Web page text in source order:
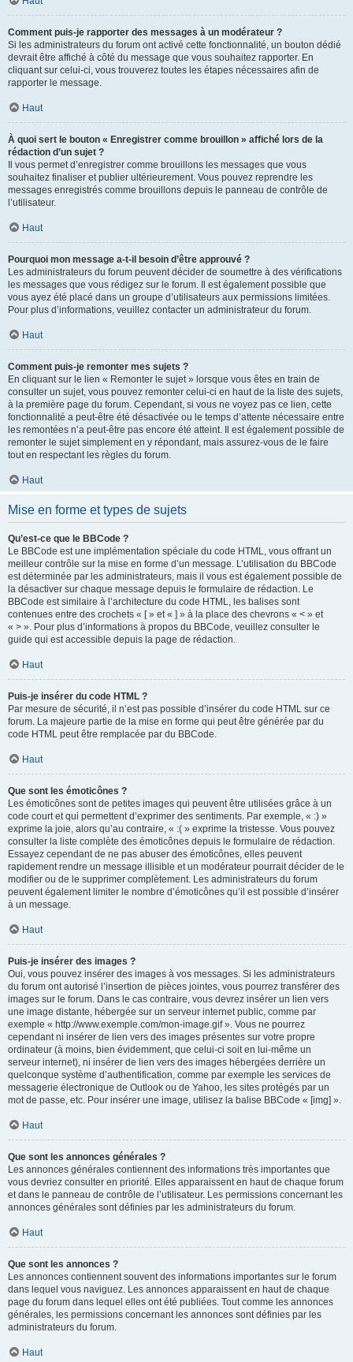
Comment puis-je rapporter des messages à un modérateur ?
Si les administrateurs du forum ont activé cette fonctionnalité, un bouton dédié
devrait être affiché à côté du message que vous souhaitez rapporter. En
cliquant sur celui-ci, vous trouverez toutes les étapes nécessaires afin de
rapporter le message.
Haut
À quoi sert le bouton « Enregistrer comme brouillon » affiché lors de la
rédaction d’un sujet ?
Il vous permet d’enregistrer comme brouillons les messages que vous
souhaitez finaliser et publier ultérieurement. Vous pouvez reprendre les
messages enregistrés comme brouillons depuis le panneau de contrôle de
l’utilisateur.
Haut
Pourquoi mon message a-t-il besoin d’être approuvé ?
Les administrateurs du forum peuvent décider de soumettre à des vérifications
les messages que vous rédigez sur le forum. Il est également possible que
vous ayez été placé dans un groupe d’utilisateurs aux permissions limitées.
Pour plus d’informations, veuillez contacter un administrateur du forum.
Haut
Comment puis-je remonter mes sujets ?
En cliquant sur le lien « Remonter le sujet » lorsque vous êtes en train de
consulter un sujet, vous pouvez remonter celui-ci en haut de la liste des sujets,
à la première page du forum. Cependant, si vous ne voyez pas ce lien, cette
fonctionnalité a peut-être été désactivée ou le temps d’attente nécessaire entre
les remontées n’a peut-être pas encore été atteint. Il est également possible de
remonter le sujet simplement en y répondant, mais assurez-vous de le faire
tout en respectant les règles du forum.
Haut
Mise en forme et types de sujets
Qu’est-ce que le BBCode ?
Le BBCode est une implémentation spéciale du code HTML, vous offrant un
meilleur contrôle sur la mise en forme d’un message. L’utilisation du BBCode
est déterminée par les administrateurs, mais il vous est également possible de
la désactiver sur chaque message depuis le formulaire de rédaction. Le
BBCode est similaire à l’architecture du code HTML, les balises sont
contenues entre des crochets « [ » et « ] » à la place des chevrons « < » et
« > ». Pour plus d’informations à propos du BBCode, veuillez consulter le
guide qui est accessible depuis la page de rédaction.
Haut
Puis-je insérer du code HTML ?
Par mesure de sécurité, il n’est pas possible d’insérer du code HTML sur ce
forum. La majeure partie de la mise en forme qui peut être générée par du
code HTML peut être remplacée par du BBCode.
Haut
Que sont les émoticônes ?
Les émoticônes sont de petites images qui peuvent être utilisées grâce à un
code court et qui permettent d’exprimer des sentiments. Par exemple, « :) »
exprime la joie, alors qu’au contraire, « :( » exprime la tristesse. Vous pouvez
consulter la liste complète des émoticônes depuis le formulaire de rédaction.
Essayez cependant de ne pas abuser des émoticônes, elles peuvent
rapidement rendre un message illisible et un modérateur pourrait décider de le
modifier ou de le supprimer complètement. Les administrateurs du forum
peuvent également limiter le nombre d’émoticônes qu’il est possible d’insérer
à un message.
Haut
Puis-je insérer des images ?
Oui, vous pouvez insérer des images à vos messages. Si les administrateurs
du forum ont autorisé l’insertion de pièces jointes, vous pourrez transférer des
images sur le forum. Dans le cas contraire, vous devrez insérer un lien vers
une image distante, hébergée sur un serveur internet public, comme par
exemple « http://www.exemple.com/mon-image.gif ». Vous ne pourrez
cependant ni insérer de lien vers des images présentes sur votre propre
ordinateur (à moins, bien évidemment, que celui-ci soit en lui-même un
serveur internet), ni insérer de lien vers des images hébergées derrière un
quelconque système d’authentification, comme par exemple les services de
messagerie électronique de Outlook ou de Yahoo, les sites protégés par un
mot de passe, etc. Pour insérer une image, utilisez la balise BBCode « [img] ».
Haut
Que sont les annonces générales ?
Les annonces générales contiennent des informations très importantes que
vous devriez consulter en priorité. Elles apparaissent en haut de chaque forum
et dans le panneau de contrôle de l’utilisateur. Les permissions concernant les
annonces générales sont définies par les administrateurs du forum.
Haut
Que sont les annonces ?
Les annonces contiennent souvent des informations importantes sur le forum
dans lequel vous naviguez. Les annonces apparaissent en haut de chaque
page du forum dans lequel elles ont été publiées. Tout comme les annonces
générales, les permissions concernant les annonces sont définies par les
administrateurs du forum.
Haut